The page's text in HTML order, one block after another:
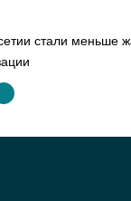
стали меньше